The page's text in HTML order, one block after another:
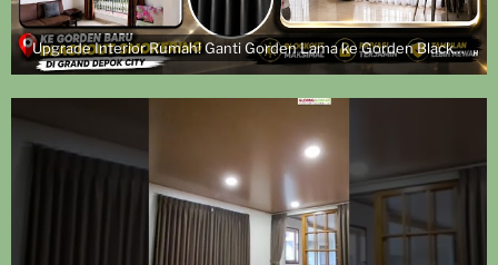
Upgrade Interior Rumah! Ganti Gorden Lama ke Gorden Blackout Smokering | Pasang di Grand Depok City